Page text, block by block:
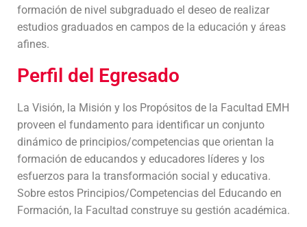
formación de nivel subgraduado el deseo de realizar
estudios graduados en campos de la educación y áreas
afines.
Perfil del Egresado
La Visión, la Misión y los Propósitos de la Facultad EMH
proveen el fundamento para identificar un conjunto
dinámico de principios/competencias que orientan la
formación de educandos y educadores líderes y los
esfuerzos para la transformación social y educativa.
Sobre estos Principios/Competencias del Educando en
Formación, la Facultad construye su gestión académica.